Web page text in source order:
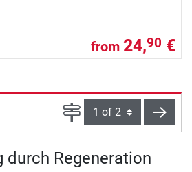
from 24,90 €
Page next
durch Regeneration